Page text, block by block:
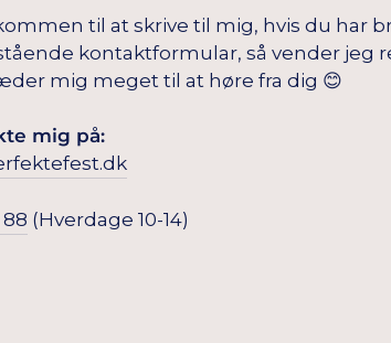
til at skrive til mig, hvis du har
kontaktformular, så vender jeg
mig meget til at høre fra dig 😊
mig på:
88 (Hverdage 10-14)